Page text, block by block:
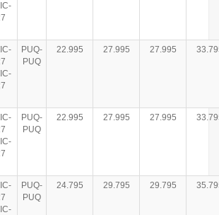
PUQ-
PUQ
22.995 27.995 27.995
PUQ-
PUQ
22.995 27.995 27.995
PUQ-
PUQ
24.795 29.795 29.795